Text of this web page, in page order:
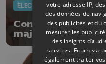
ÉLECTIONS 2024
Communales
majorité PS - Les
votre adresse IP,
des données de
des publicités et du
mesurer les
des insights
services.
également traiter